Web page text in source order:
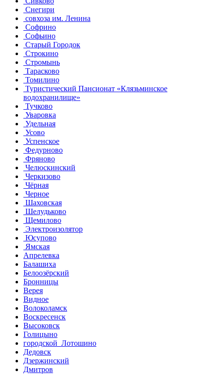
Снегири
совхоза им. Ленина
Софрино
Софьино
Старый Городок
Строкино
Стромынь
Тарасково
Томилино
Туристический Пансионат «Клязьминское
водохранилище»
Тучково
Уваровка
Удельная
Усово
Успенское
Федурново
Фряново
Челюскинский
Черкизово
Чёрная
Черное
Шаховская
Шелудьково
Щемилово
Электроизолятор
Юсупово
Ямская
Апрелевка
Балашиха
Белоозёрский
Бронницы
Верея
Видное
Волоколамск
Воскресенск
Высоковск
Голицыно
городской Лотошино
Дедовск
Дзержинский
Дмитров